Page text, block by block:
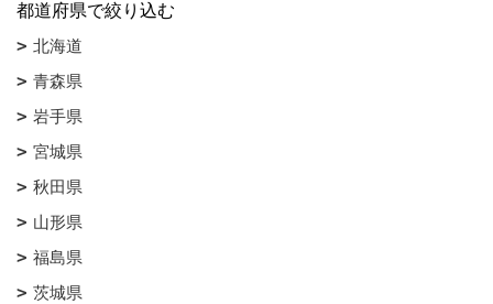
都道府県で絞り込む
北海道
青森県
岩手県
宮城県
秋田県
山形県
福島県
茨城県